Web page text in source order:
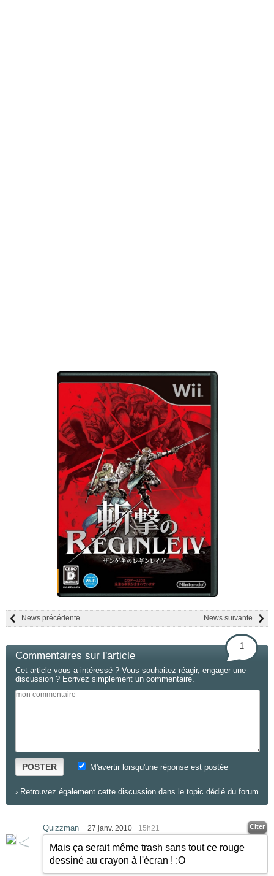
News suivante
News précédente
Commentaires sur l'article
1
Cet article vous a intéressé ? Vous souhaitez réagir, engager une
discussion ? Ecrivez simplement un commentaire.
POSTER M'avertir lorsqu'une réponse est postée
› Retrouvez également cette discussion dans le topic dédié du forum
Quizzman 27 janv. 2010 15h21 Citer
Mais ça serait même trash sans tout ce rouge
dessiné au crayon à l'écran ! :O